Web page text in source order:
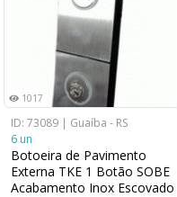
1017
ID: 73089 | Guaíba - RS
6 un
Botoeira de Pavimento
Externa TKE 1 Botão SOBE
Acabamento Inox Escovado